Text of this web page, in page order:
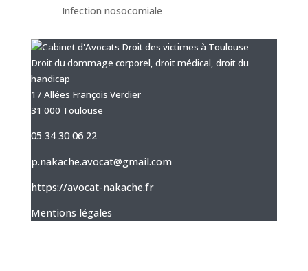
Infection nosocomiale
Droit du dommage corporel, droit médical, droit du
handicap
17 Allées François Verdier
31 000 Toulouse
05 34 30 06 22
p.nakache.avocat@gmail.com
https://avocat-nakache.fr
Mentions légales